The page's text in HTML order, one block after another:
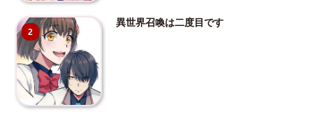
2
異世界召喚は二度目です